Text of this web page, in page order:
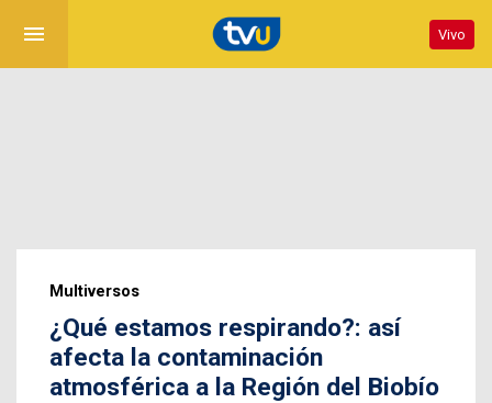
menu Vivo
Multiversos
¿Qué estamos respirando?: así
afecta la contaminación
atmosférica a la Región del Biobío